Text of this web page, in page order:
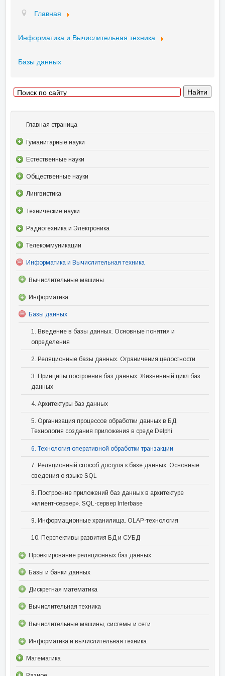
Главная
Информатика и Вычислительная техника
Базы данных
Главная страница
Гуманитарные науки
Естественные науки
Общественные науки
Лингвистика
Технические науки
Радиотехника и Электроника
Телекоммуникации
Информатика и Вычислительная техника
Вычислительные машины
Информатика
Базы данных
1. Введение в базы данных. Основные понятия и
определения
2. Реляционные базы данных. Ограничения целостности
3. Принципы построения баз данных. Жизненный цикл баз
данных
4. Архитектуры баз данных
5. Организация процессов обработки данных в БД.
Технология создания приложения в среде Delphi
6. Технология оперативной обработки транзакции
7. Реляционный способ доступа к базе данных. Основные
сведения о языке SQL
8. Построение приложений баз данных в архитектуре
«клиент-сервер». SQL-сервер Interbase
9. Информационные хранилища. OLAP-технология
10. Перспективы развития БД и СУБД
Проектирование реляционных баз данных
Базы и банки данных
Дискретная математика
Вычислительная техника
Вычислительные машины, системы и сети
Информатика и вычислительная техника
Математика